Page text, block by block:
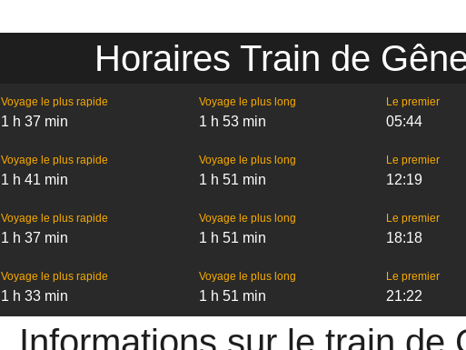
Horaires Train de
Voyage le plus rapide
1 h 37 min
Voyage le plus long
1 h 53 min
Le premier
05:44
Voyage le plus rapide
1 h 41 min
Voyage le plus long
1 h 51 min
Le premier
12:19
Voyage le plus rapide
1 h 37 min
Voyage le plus long
1 h 51 min
Le premier
18:18
Voyage le plus rapide
1 h 33 min
Voyage le plus long
1 h 51 min
Le premier
21:22
Informations sur le train de